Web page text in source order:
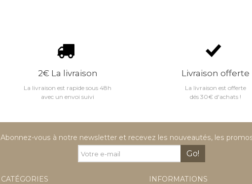
2€ La livraison
La livraison est rapide sous 48h
avec un envoi suivi
Livraison offerte
La livraison est offerte
dés 30€ d'achats !
Abonnez-vous à notre newsletter et recevez les nouveautés, les
Go!
CATÉGORIES INFORMATIONS